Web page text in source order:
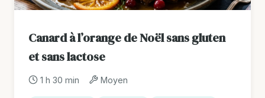
Canard à l’orange de Noël sans gluten
et sans lactose
1 h 30 min Moyen